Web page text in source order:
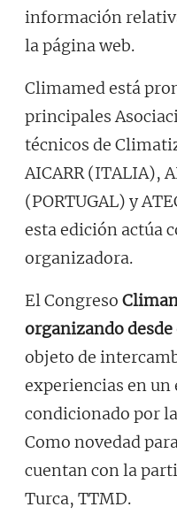
información
la página web.
Climamed está
principales
técnicos de
AICARR (ITALIA),
(PORTUGAL) y
esta edición actúa
organizadora.
El Congreso
organizando desde
objeto de
experiencias en
condicionado por
Como novedad
cuentan con la
Turca, TTMD.